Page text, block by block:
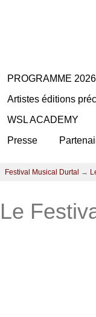
PROGRAMME 2026
Artistes éditions
WSL ACADEMY
Presse
Festival Musical Durtal →
Le